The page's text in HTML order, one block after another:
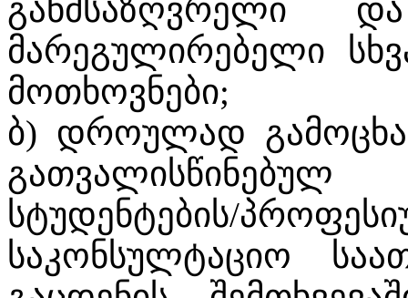
განმსაზღვრელი
მარეგულირებელი
მოთხოვნები;
ბ) დროულად
გათვალისწინებულ
სტუდენტების/
საკონსულტაციო